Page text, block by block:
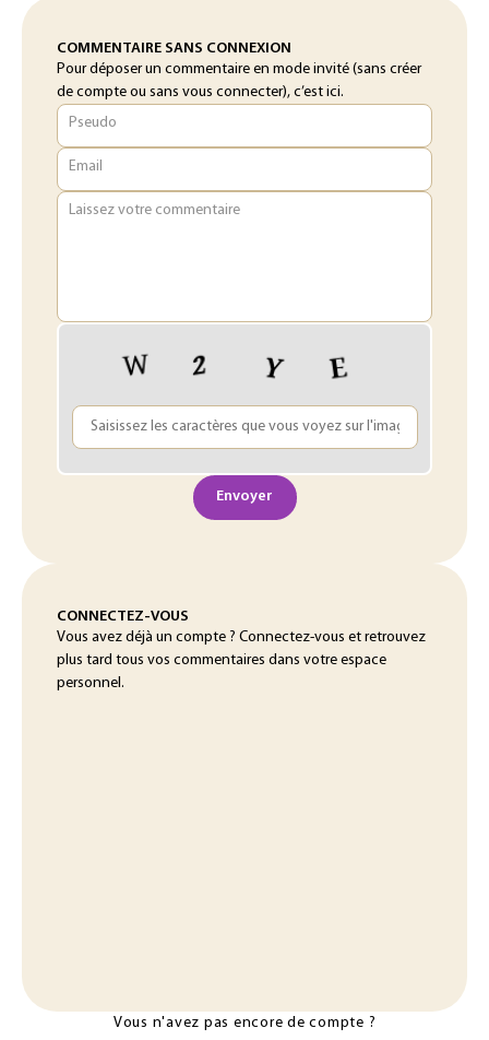
COMMENTAIRE SANS CONNEXION
Pour déposer un commentaire en mode invité (sans créer
de compte ou sans vous connecter), c’est ici.
Pseudo
Email
Laissez votre commentaire
Envoyer
CONNECTEZ-VOUS
Vous avez déjà un compte ? Connectez-vous et retrouvez
plus tard tous vos commentaires dans votre espace
personnel.
Vous n'avez pas encore de compte ?